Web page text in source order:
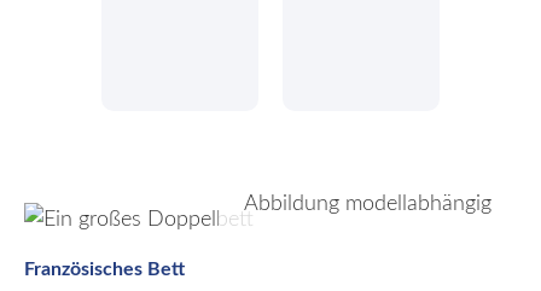
Abbildung modellabhängig
Französisches Bett